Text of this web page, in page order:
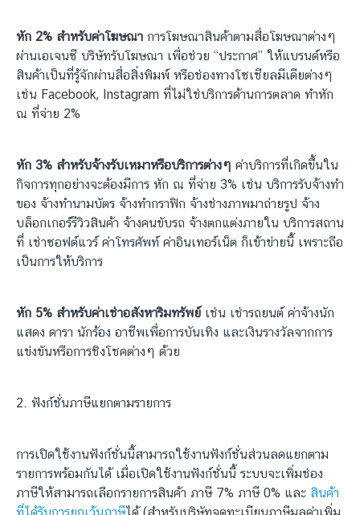
หัก 2% สำหรับค่าโฆษณา การโฆษณาสินค้าตามสื่อโฆษณาต่างๆ
ผ่านเอเจนซี บริษัทรับโฆษณา เพื่อช่วย “ประกาศ” ให้แบรนด์หรือ
สินค้าเป็นที่รู้จักผ่านสื่อสิ่งพิมพ์ หรือช่องทางโซเชียลมีเดียต่างๆ
เช่น Facebook, Instagram ที่ไม่ใช่บริการด้านการตลาด ทำหัก
ณ ที่จ่าย 2%
หัก 3% สำหรับจ้างรับเหมาหรือบริการต่างๆ ค่าบริการที่เกิดขึ้นใน
กิจการทุกอย่างจะต้องมีการ หัก ณ ที่จ่าย 3% เช่น บริการรับจ้างทำ
ของ จ้างทำนามบัตร จ้างทำกราฟิก จ้างช่างภาพมาถ่ายรูป จ้าง
บล็อกเกอร์รีวิวสินค้า จ้างคนขับรถ จ้างตกแต่งภายใน บริการสถาน
ที่ เช่าซอฟต์แวร์ ค่าโทรศัพท์ ค่าอินเทอร์เน็ต ก็เข้าข่ายนี้ เพราะถือ
เป็นการให้บริการ
หัก 5% สำหรับค่าเช่าอสังหาริมทรัพย์เช่น เช่ารถยนต์ ค่าจ้างนัก
แสดง ดารา นักร้อง อาชีพเพื่อการบันเทิง และเงินรางวัลจากการ
แข่งขันหรือการชิงโชคต่างๆ ด้วย
2. ฟังก์ชั่นภาษีแยกตามรายการ
การเปิดใช้งานฟังก์ชั่นนี้สามารถใช้งานฟังก์ชั่นส่วนลดแยกตาม
รายการพร้อมกันได้ เมื่อเปิดใช้งานฟังก์ชั่นนี้ ระบบจะเพิ่มช่อง
ภาษีให้สามารถเลือกรายการสินค้า ภาษี 7% ภาษี 0% และ สินค้า